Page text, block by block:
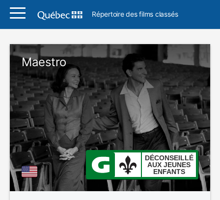
Répertoire des films classés
Maestro
DÉCONSEILLÉ
AUX JEUNES
ENFANTS